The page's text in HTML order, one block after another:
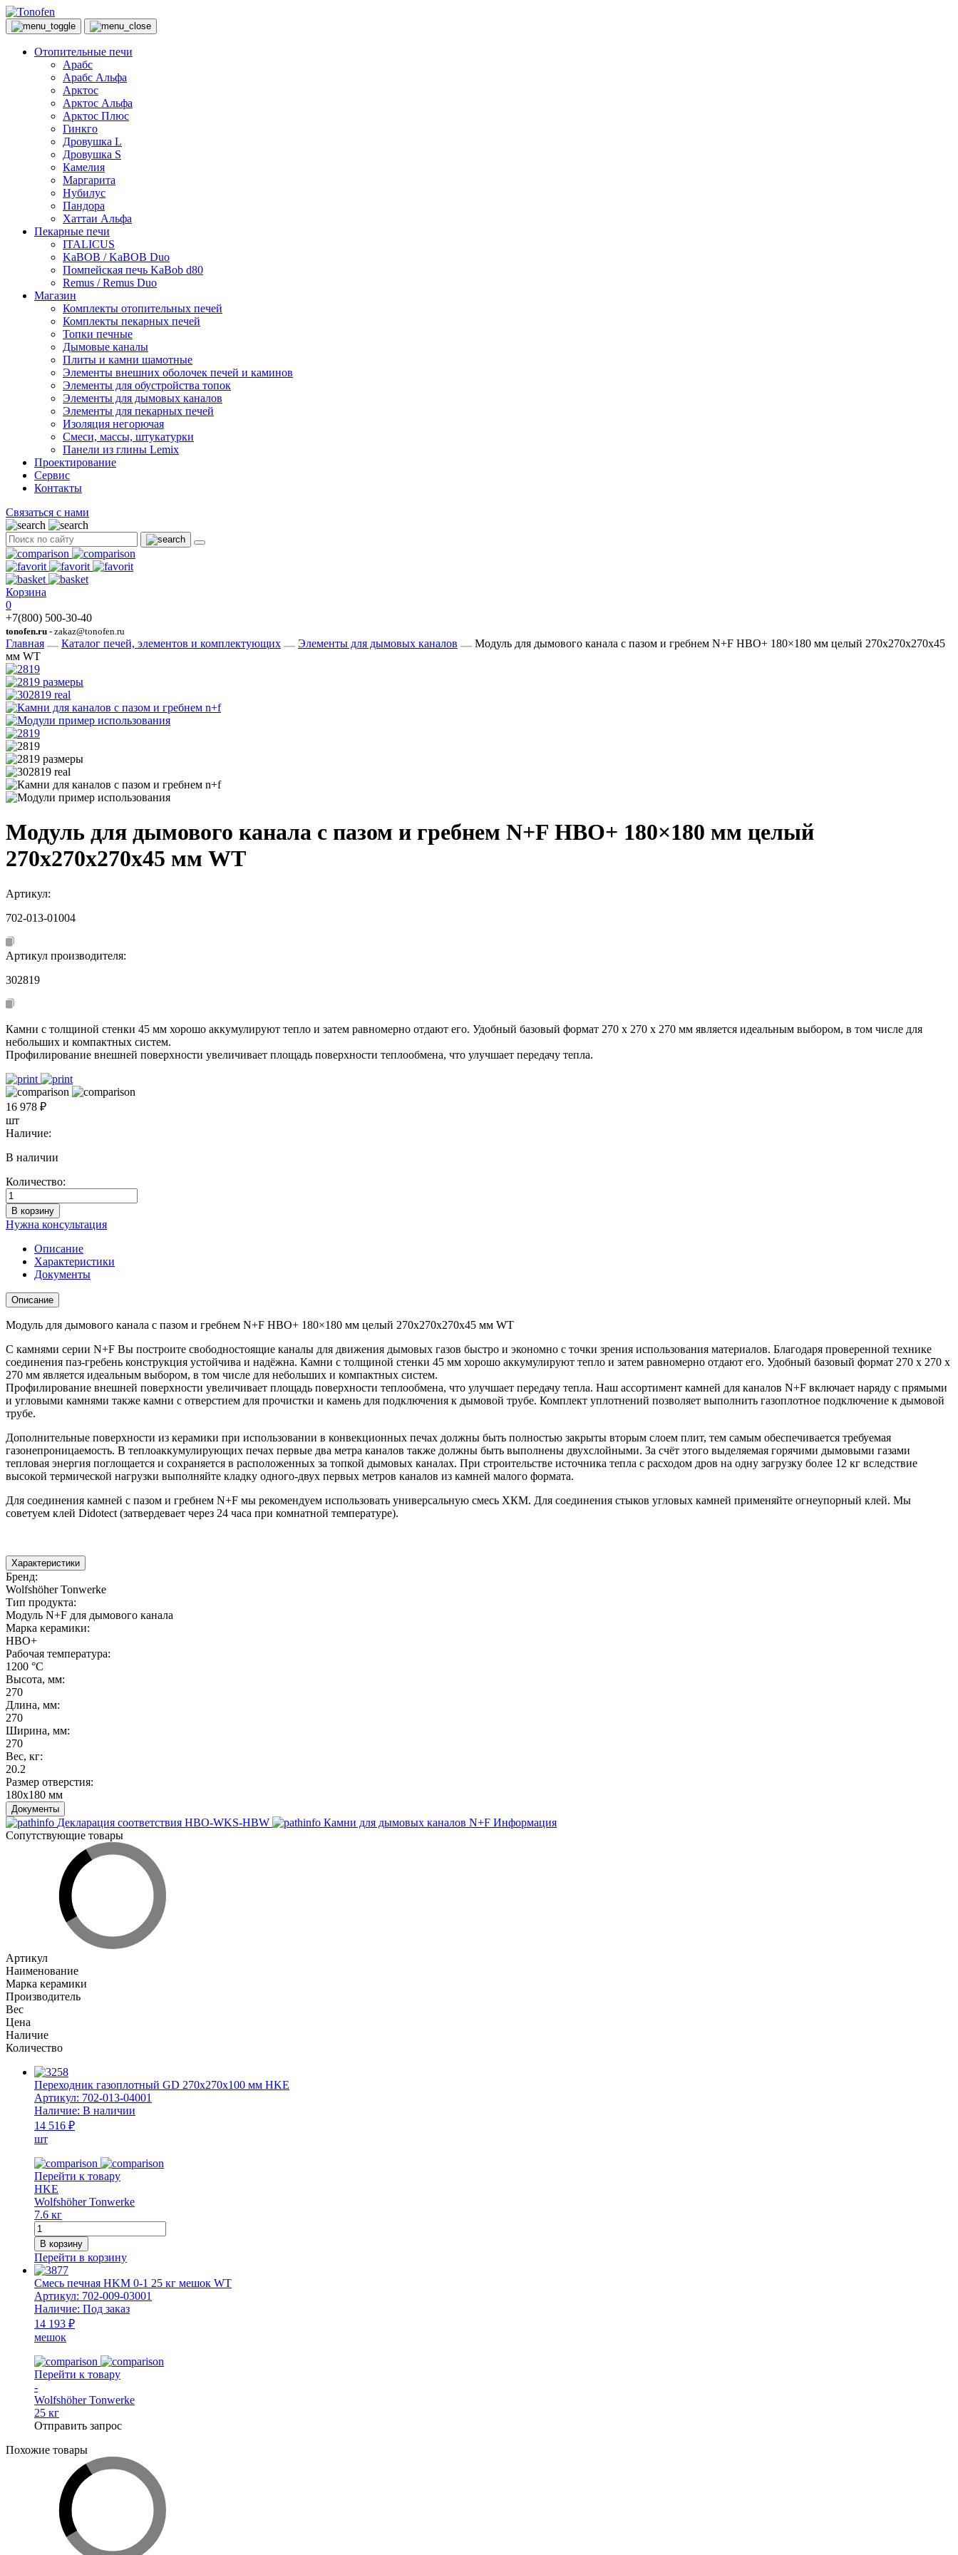
Отопительные печи
Арабс
Арабс Альфа
Арктос
Арктос Альфа
Арктос Плюс
Гинкго
Дровушка L
Дровушка S
Камелия
Маргарита
Нубилус
Пандора
Хаттаи Альфа
Пекарные печи
ITALICUS
KaBOB / KaBOB Duo
Помпейская печь KaBob d80
Remus / Remus Duo
Магазин
Комплекты отопительных печей
Комплекты пекарных печей
Топки печные
Дымовые каналы
Плиты и камни шамотные
Элементы внешних оболочек печей и каминов
Элементы для обустройства топок
Элементы для дымовых каналов
Элементы для пекарных печей
Изоляция негорючая
Смеси, массы, штукатурки
Панели из глины Lemix
Проектирование
Сервис
Контакты
Связаться с нами
Корзина
0
+7(800) 500-30-40
tonofen.ru - zakaz@tonofen.ru
Главная Каталог печей, элементов и комплектующих Элементы для дымовых каналов
Модуль для дымового канала с пазом и гребнем N+F HBO+ 180×180 мм целый 270х270х270х45
мм WT
Модуль для дымового канала с пазом и гребнем N+F HBO+ 180×180 мм целый
270х270х270х45 мм WT
Артикул:
702-013-01004
Артикул производителя:
302819
Камни с толщиной стенки 45 мм хорошо аккумулируют тепло и затем равномерно отдают его. Удобный базовый формат 270 х 270 х 270 мм является идеальным выбором, в том числе для
небольших и компактных систем.
Профилирование внешней поверхности увеличивает площадь поверхности теплообмена, что улучшает передачу тепла.
16 978 ₽
шт
Наличие:
В наличии
Количество:
Количество
товара
Модуль
для
дымового
канала
и
гребнем
N+F
HBO+
180x180
мм
целый
270х270х270х45
мм
WT
В корзину
Нужна консультация
Описание
Характеристики
Документы
Описание
Модуль для дымового канала с пазом и гребнем N+F HBO+ 180×180 мм целый 270х270х270х45 мм WT
С камнями серии N+F Вы построите свободностоящие каналы для движения дымовых газов быстро и экономно с точки зрения использования материалов. Благодаря проверенной технике
соединения паз-гребень конструкция устойчива и надёжна. Камни с толщиной стенки 45 мм хорошо аккумулируют тепло и затем равномерно отдают его. Удобный базовый формат 270 х 270 х
270 мм является идеальным выбором, в том числе для небольших и компактных систем.
Профилирование внешней поверхности увеличивает площадь поверхности теплообмена, что улучшает передачу тепла. Наш ассортимент камней для каналов N+F включает наряду с прямыми
и угловыми камнями также камни с отверстием для прочистки и камень для подключения к дымовой трубе. Комплект уплотнений позволяет выполнить газоплотное подключение к дымовой
трубе.
Дополнительные поверхности из керамики при использовании в конвекционных печах должны быть полностью закрыты вторым слоем плит, тем самым обеспечивается требуемая
газонепроницаемость. В теплоаккумулирующих печах первые два метра каналов также должны быть выполнены двухслойными. За счёт этого выделяемая горячими дымовыми газами
тепловая энергия поглощается и сохраняется в расположенных за топкой дымовых каналах. При строительстве источника тепла с расходом дров на одну загрузку более 12 кг вследствие
высокой термической нагрузки выполняйте кладку одного-двух первых метров каналов из камней малого формата.
Для соединения камней с пазом и гребнем N+F мы рекомендуем использовать универсальную смесь ХКМ. Для соединения стыков угловых камней применяйте огнеупорный клей. Мы
советуем клей Didotect (затвердевает через 24 часа при комнатной температуре).
Характеристики
Бренд:
Wolfshöher Tonwerke
Тип продукта:
Модуль N+F для дымового канала
Марка керамики:
HBO+
Рабочая температура:
1200 °С
Высота, мм:
270
Длина, мм:
270
Ширина, мм:
270
Вес, кг:
20.2
Размер отверстия:
180х180 мм
Документы
Декларация соответствия HBO-WKS-HBW
Камни для дымовых каналов N+F Информация
Сопутствующие товары
Артикул
Наименование
Марка керамики
Производитель
Вес
Цена
Наличие
Количество
Переходник газоплотный GD 270x270x100 мм HKE
Артикул: 702-013-04001
Наличие: В наличии
14 516 ₽
шт
Перейти к товару
HKE
Wolfshöher Tonwerke
7.6 кг
Количество
товара
Переходник
газоплотный
GD
270x270x100
мм
HKE
В корзину
Перейти в корзину
Смесь печная HKM 0-1 25 кг мешок WT
Артикул: 702-009-03001
Наличие: Под заказ
14 193 ₽
мешок
Перейти к товару
-
Wolfshöher Tonwerke
25 кг
Отправить запрос
Похожие товары